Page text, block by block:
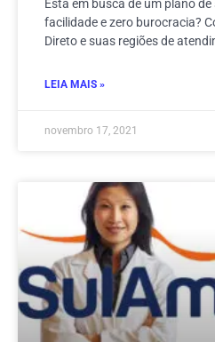
Está em busca de um plano
facilidade e zero burocracia?
Direto e suas regiões de
LEIA MAIS »
novembro 17, 2021